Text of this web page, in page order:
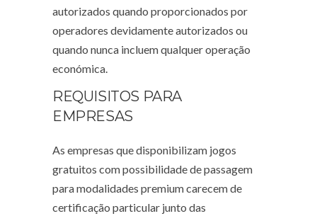
autorizados quando proporcionados por
operadores devidamente autorizados ou
quando nunca incluem qualquer operação
económica.
REQUISITOS PARA
EMPRESAS
As empresas que disponibilizam jogos
gratuitos com possibilidade de passagem
para modalidades premium carecem de
certificação particular junto das